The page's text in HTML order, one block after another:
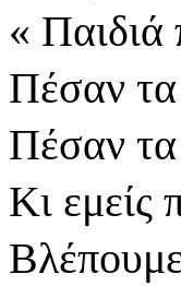
« Παιδιά
Πέσαν
Πέσαν τα
Κι εμείς